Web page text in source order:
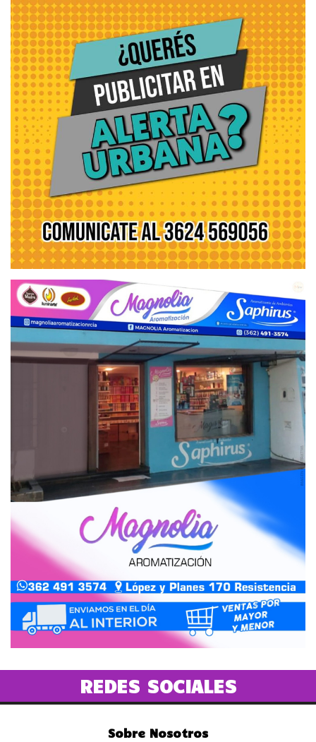
REDES SOCIALES
Sobre Nosotros